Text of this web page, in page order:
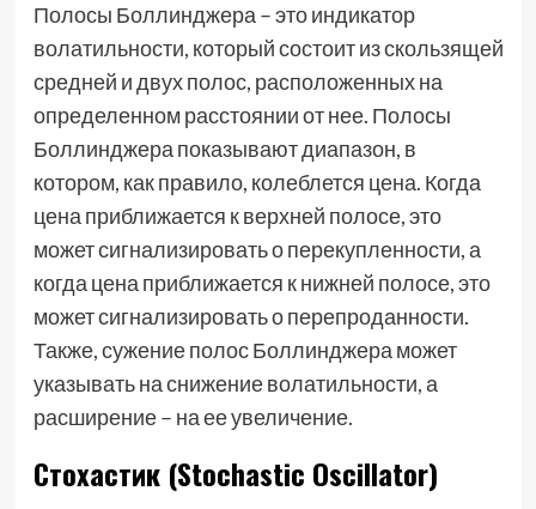
Полосы Боллинджера – это индикатор
волатильности, который состоит из скользящей
средней и двух полос, расположенных на
определенном расстоянии от нее. Полосы
Боллинджера показывают диапазон, в
котором, как правило, колеблется цена. Когда
цена приближается к верхней полосе, это
может сигнализировать о перекупленности, а
когда цена приближается к нижней полосе, это
может сигнализировать о перепроданности.
Также, сужение полос Боллинджера может
указывать на снижение волатильности, а
расширение – на ее увеличение.
Стохастик (Stochastic Oscillator)